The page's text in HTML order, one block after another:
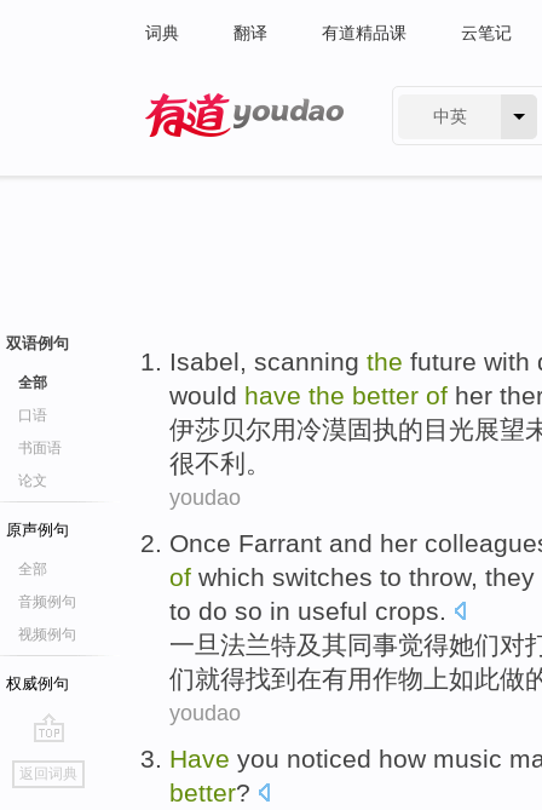
词典 翻译 有道精品课 云笔记
中英
双语例句
全部
口语
书面语
论文
原声例句
全部
音频例句
视频例句
权威例句
go
top
返回词典
Isabel, scanning the future with
would have the better of her
伊莎贝尔用冷漠固执的目光展望
很不利。
youdao
Once Farrant and her
of which switches to throw, they
to do so in useful crops.
一旦 法兰特及其同事觉得她们对
们就得找到 在有用作物上如此做
youdao
Have you noticed how music
better?